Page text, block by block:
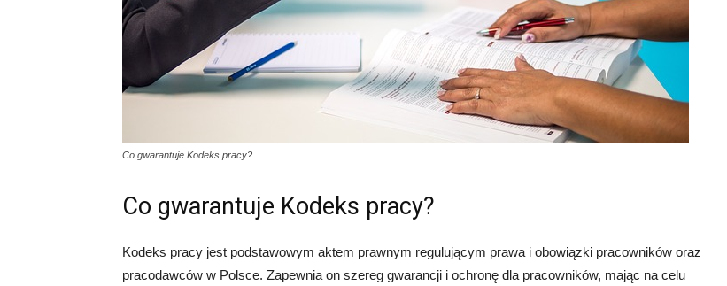
Co gwarantuje Kodeks pracy?
Co gwarantuje Kodeks pracy?
Kodeks pracy jest podstawowym aktem prawnym regulującym prawa i obowiązki pracowników oraz
pracodawców w Polsce. Zapewnia on szereg gwarancji i ochronę dla pracowników, mając na celu